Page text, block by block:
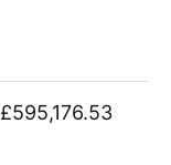
£595,176.53